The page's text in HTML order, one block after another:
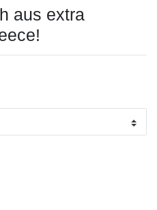
aus extra